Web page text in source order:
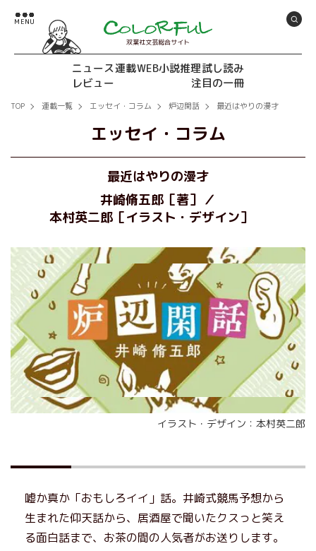
双葉社文芸総合サイト
ニュース連載WEB小説推理試し読み
レビュー
注目の一冊
TOP 連載一覧 エッセイ・コラム 炉辺閑話 最近はやりの漫才
エッセイ・コラム
最近はやりの漫才
井崎脩五郎［著］
本村英二郎［イラスト・デザイン］
イラスト・デザイン：本村英二郎
嘘か真か「おもしろイイ」話。井崎式競馬予想から
生まれた仰天話から、居酒屋で聞いたクスっと笑え
る面白話まで、お茶の間の人気者がお送りします。